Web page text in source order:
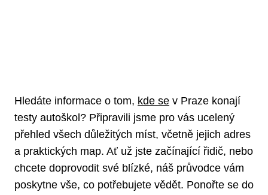
Hledáte informace o tom, kde se v Praze konají
testy autoškol? Připravili jsme pro vás ucelený
přehled všech důležitých míst, včetně jejich adres
a praktických map. Ať už jste začínající řidič, nebo
chcete doprovodit své blízké, náš průvodce vám
poskytne vše, co potřebujete vědět. Ponořte se do